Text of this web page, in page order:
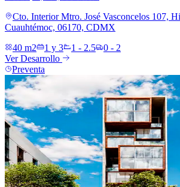
Cto. Interior Mtro. José Vasconcelos 107,
Cuauhtémoc, 06170, CDMX
40 m2
1 y 3 1 - 2.5
0 - 2
Ver Desarrollo
Preventa